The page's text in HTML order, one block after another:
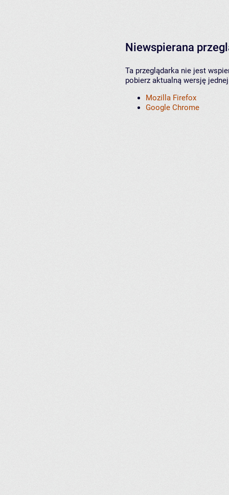
Niewspierana
Ta przeglądarka nie jest
pobierz aktualną wersję
Mozilla Firefox
Google Chrome